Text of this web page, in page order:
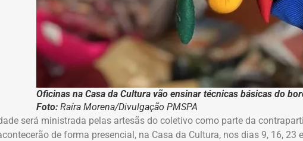
Oficinas na Casa da Cultura vão ensinar técnicas básicas do
Foto: Raíra Morena/Divulgação PMSPA
será ministrada pelas artesãs do coletivo como parte da
de forma presencial, na Casa da Cultura, nos dias 9, 16, 23